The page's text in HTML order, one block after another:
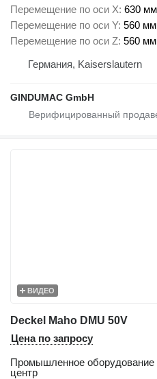
Перемещение по оси X 630 мм
Перемещение по оси Y 560 мм
Перемещение по оси Z 560 мм
Германия, Kaiserslautern
GINDUMAC GmbH
ВИДЕО
Deckel Maho DMU 50V
Цена по запросу
Промышленное
центр